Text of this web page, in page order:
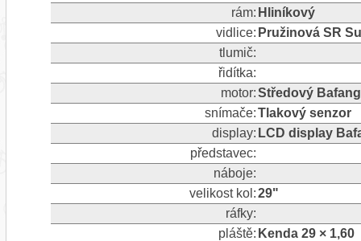
rám: Hliníkový
vidlice: Pružinová SR
tlumič:
řidítka:
motor:Středový
snímače:Tlakový senzor
display: LCD display
představec:
náboje:
velikost kol:29"
ráfky:
pláště: Kenda 29 × 1,60